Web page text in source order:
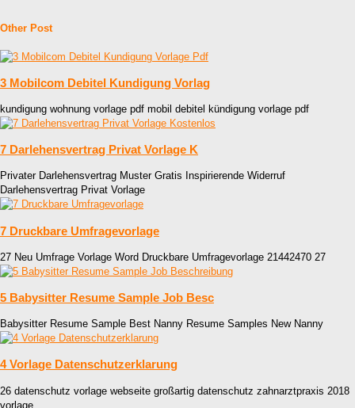
Other Post
3 Mobilcom Debitel Kundigung Vorlag
kundigung wohnung vorlage pdf mobil debitel kündigung vorlage pdf
7 Darlehensvertrag Privat Vorlage K
Privater Darlehensvertrag Muster Gratis Inspirierende Widerruf
Darlehensvertrag Privat Vorlage
7 Druckbare Umfragevorlage
27 Neu Umfrage Vorlage Word Druckbare Umfragevorlage 21442470 27
5 Babysitter Resume Sample Job Besc
Babysitter Resume Sample Best Nanny Resume Samples New Nanny
4 Vorlage Datenschutzerklarung
26 datenschutz vorlage webseite großartig datenschutz zahnarztpraxis 2018
vorlage